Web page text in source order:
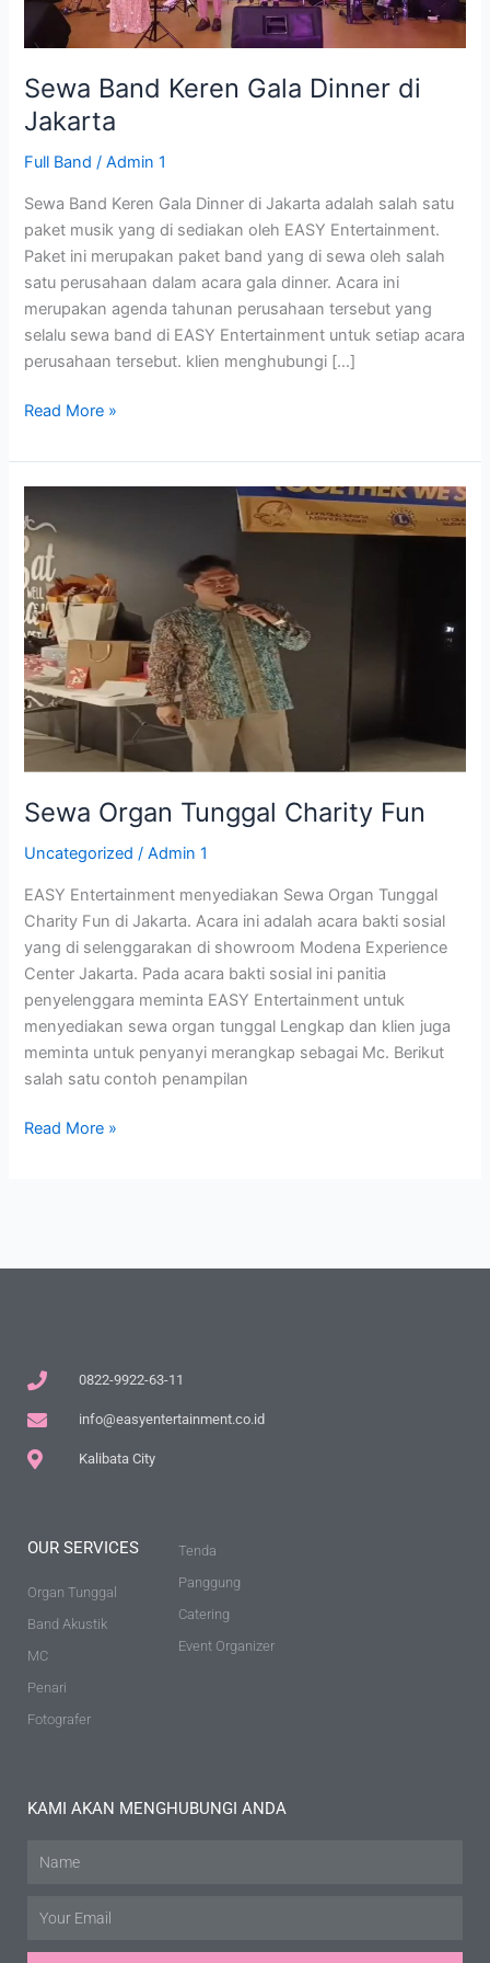
Sewa Band Keren Gala Dinner di
Jakarta
Full Band /Admin 1
Sewa Band Keren Gala Dinner di Jakarta adalah salah satu
paket musik yang di sediakan oleh EASY Entertainment.
Paket ini merupakan paket band yang di sewa oleh salah
satu perusahaan dalam acara gala dinner. Acara ini
merupakan agenda tahunan perusahaan tersebut yang
selalu sewa band di EASY Entertainment untuk setiap acara
perusahaan tersebut. klien menghubungi […]
Jakarta
Read More »
Sewa Organ Tunggal Charity Fun
Uncategorized /Admin 1
EASY Entertainment menyediakan Sewa Organ Tunggal
Charity Fun di Jakarta. Acara ini adalah acara bakti sosial
yang di selenggarakan di showroom Modena Experience
Center Jakarta. Pada acara bakti sosial ini panitia
penyelenggara meminta EASY Entertainment untuk
menyediakan sewa organ tunggal Lengkap dan klien juga
meminta untuk penyanyi merangkap sebagai Mc. Berikut
salah satu contoh penampilan
Organ
Tunggal
Charity
Fun
Read More »
0822-9922-63-11
info@easyentertainment.co.id
Kalibata City
OUR SERVICES
Organ Tunggal
Band Akustik
MC
Penari
Fotografer
Tenda
Panggung
Catering
Event Organizer
KAMI AKAN MENGHUBUNGI ANDA